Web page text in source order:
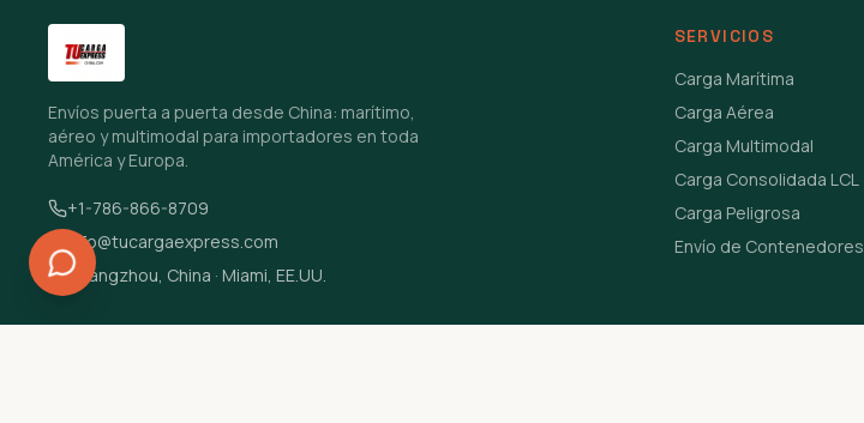
Envíos puerta a puerta desde China: marítimo,
aéreo y multimodal para importadores en toda
América y Europa.
+1-786-866-8709
info@tucargaexpress.com
Guangzhou, China · Miami, EE.UU.
SERVICIOS
Carga Marítima
Carga Aérea
Carga Multimodal
Carga Consolidada LCL
Carga Peligrosa
Envío de Contenedores